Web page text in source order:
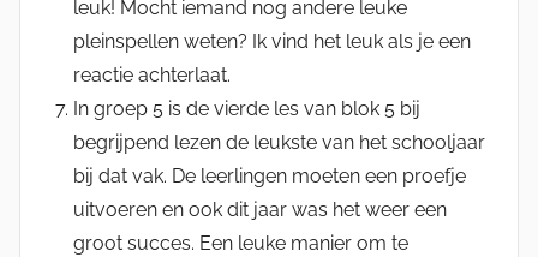
leuk! Mocht iemand nog andere leuke
pleinspellen weten? Ik vind het leuk als je een
reactie achterlaat.
In groep 5 is de vierde les van blok 5 bij
begrijpend lezen de leukste van het schooljaar
bij dat vak. De leerlingen moeten een proefje
uitvoeren en ook dit jaar was het weer een
groot succes. Een leuke manier om te